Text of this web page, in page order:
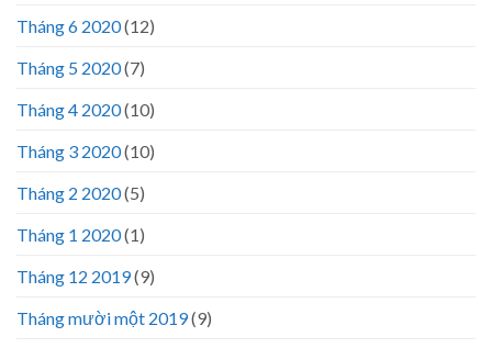
Tháng 6 2020(12)
Tháng 5 2020(7)
Tháng 4 2020(10)
Tháng 3 2020(10)
Tháng 2 2020(5)
Tháng 1 2020(1)
Tháng 12 2019(9)
Tháng mười một 2019(9)